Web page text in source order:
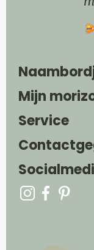
Mijn
Service